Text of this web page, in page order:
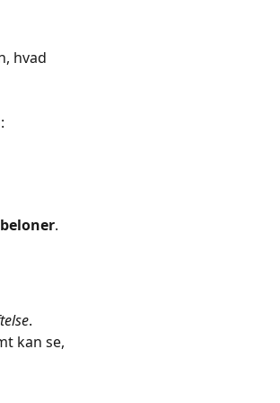
hvad
.
.
kan se,